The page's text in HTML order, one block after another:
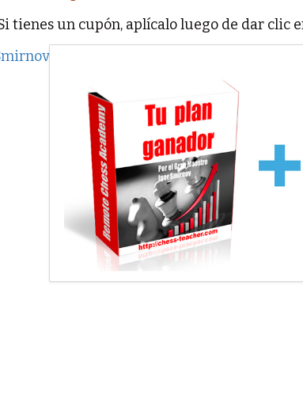
tienes un cupón, aplícalo luego de dar clic